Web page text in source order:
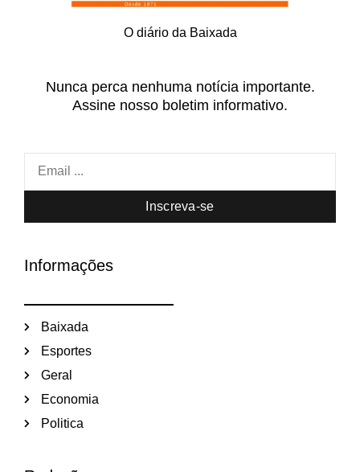
O diário da Baixada
Nunca perca nenhuma notícia importante.
Assine nosso boletim informativo.
Inscreva-se
Informações
Baixada
Esportes
Geral
Economia
Politica